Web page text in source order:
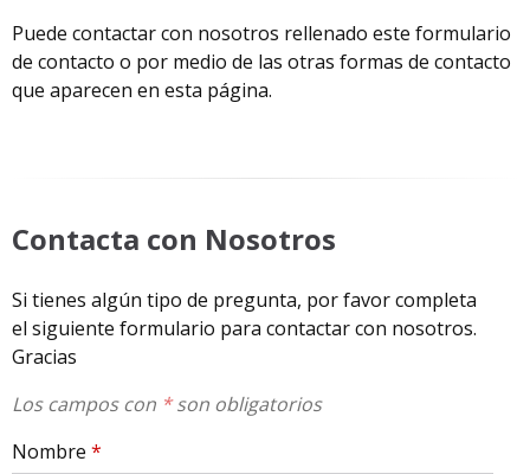
Puede contactar con nosotros rellenado este formulario
de contacto o por medio de las otras formas de contacto
que aparecen en esta página.
Contacta con Nosotros
Si tienes algún tipo de pregunta, por favor completa
el siguiente formulario para contactar con nosotros.
Gracias
Los campos con *son obligatorios
Nombre *